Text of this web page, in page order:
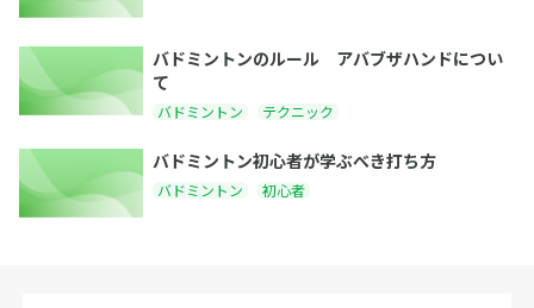
バドミントンのルール アバブザハンドについ
て
バドミントン テクニック
バドミントン初心者が学ぶべき打ち方
バドミントン 初心者